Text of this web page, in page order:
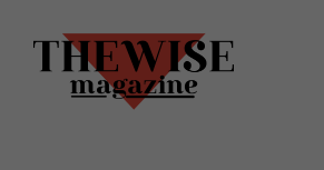
contenuto